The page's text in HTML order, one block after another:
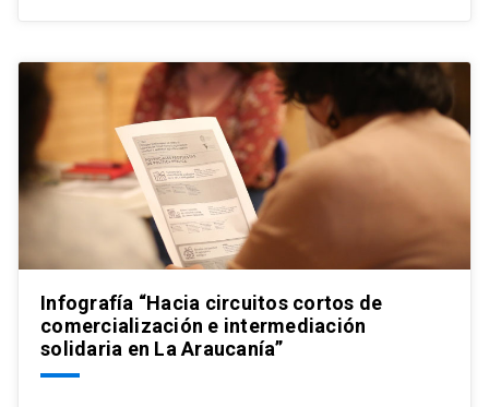
Infografía “Hacia circuitos cortos de
comercialización e intermediación
solidaria en La Araucanía”